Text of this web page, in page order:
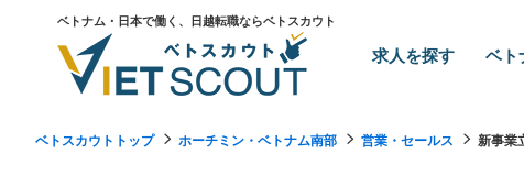
ベトナム・日本で働く、日越転職ならベトスカウト
求人を探す ベト
ベトスカウトトップ ホーチミン・ベトナム南部 営業・セールス 新事業